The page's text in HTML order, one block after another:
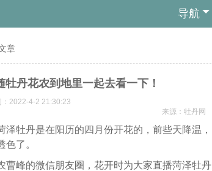
导航
章
丹花农到地里一起去看一下！
：2022-4-2 21:30:23
来源：牡丹网
牡丹是在阳历的四月份开花的，前些天降温，
了。
曹峰的微信朋友圈，花开时为大家直播菏泽牡丹